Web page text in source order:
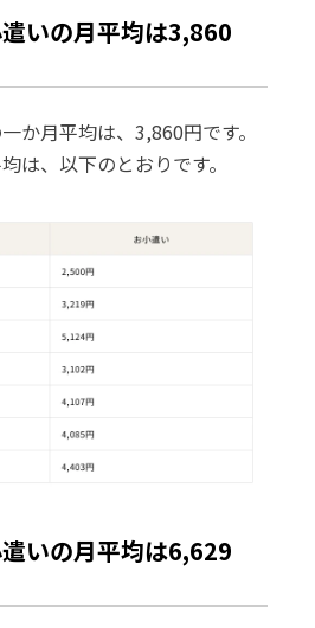
いの月平均は3,860
か月平均は、3,860円です。
は、以下のとおりです。
いの月平均は6,629